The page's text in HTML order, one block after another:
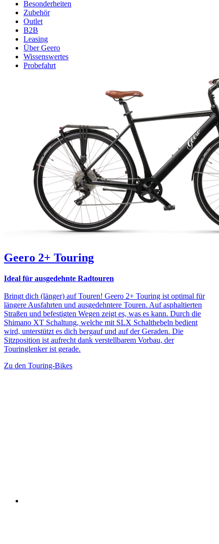
Besonderheiten
Zubehör
Outlet
B2B
Leasing
Über Geero
Wissenswertes
Probefahrt
Geero 2+ Touring
Ideal für ausgedehnte Radtouren
Bringt dich (länger) auf Touren! Geero 2+ Touring ist optimal für
längere Ausfahrten und ausgedehntere Touren. Auf asphaltierten
Straßen und befestigten Wegen zeigt es, was es kann. Durch die
Shimano XT Schaltung, welche mit SLX Schalthebeln bedient
wird, unterstützt es dich bergauf und auf der Geraden. Die
Sitzposition ist aufrecht dank verstellbarem Vorbau, der
Touringlenker ist gerade.
Zu den Touring-Bikes